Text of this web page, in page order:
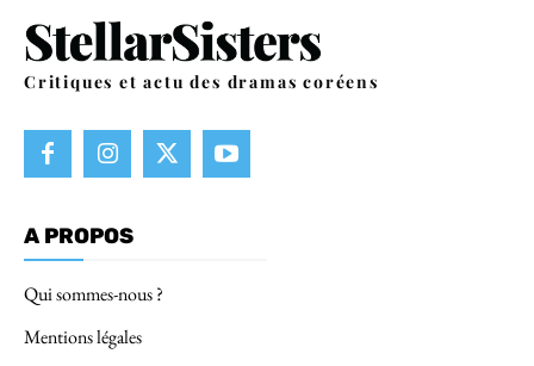
Critiques et actu des dramas coréens
A PROPOS
Qui sommes-nous ?
Mentions légales